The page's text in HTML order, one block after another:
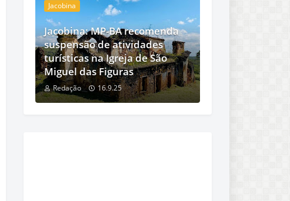
Jacobina
Jacobina: MP-BA recomenda
suspensão de atividades
turísticas na Igreja de São
Miguel das Figuras
Redação 16.9.25